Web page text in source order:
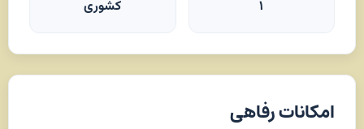
۱ کشوری
امکانات رفاهی